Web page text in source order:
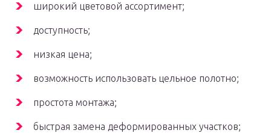
широкий цветовой ассортимент;
доступность;
низкая цена;
возможность использовать цельное полотно;
простота монтажа;
быстрая замена деформированных участков;